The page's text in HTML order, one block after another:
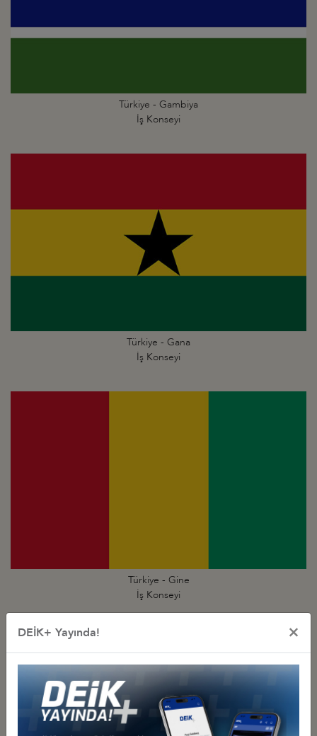
Türkiye - Gambiya
İş Konseyi
Türkiye - Gana
İş Konseyi
Türkiye - Gine
İş Konseyi
DEİK+ Yayında! ×